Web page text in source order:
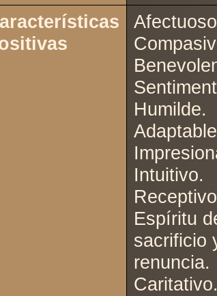
Humilde.
Intuitivo.
Espíritu
sacrificio
renuncia.
Caritativo.